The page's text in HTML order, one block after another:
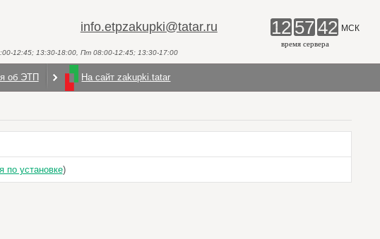
info.etpzakupki@tatar.ru
12:45; 13:30-18:00, Пт 08:00-12:45; 13:30-17:00
12 57 42 МСК
время сервера
об ЭТП На сайт zakupki.tatar
по установке)